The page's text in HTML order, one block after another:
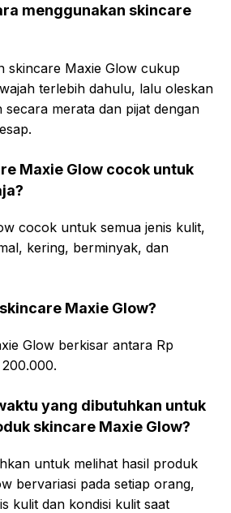
menggunakan skincare
skincare Maxie Glow cukup
terlebih dahulu, lalu oleskan
merata dan pijat dengan
Maxie Glow cocok untuk
cocok untuk semua jenis kulit,
kering, berminyak, dan
Maxie Glow?
Glow berkisar antara Rp
yang dibutuhkan untuk
skincare Maxie Glow?
untuk melihat hasil produk
bervariasi pada setiap orang,
kulit dan kondisi kulit saat